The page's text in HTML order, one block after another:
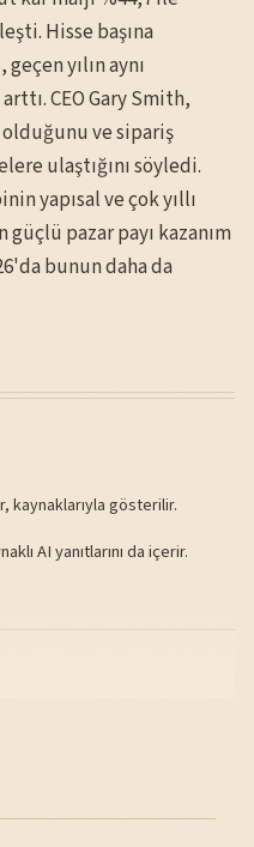
Hisse başına
yılın aynı
CEO Gary Smith,
ve sipariş
ulaştığını söyledi.
yapısal ve çok yıllı
pazar payı kazanım
bunun daha da
kaynaklarıyla gösterilir.
AI yanıtlarını da içerir.